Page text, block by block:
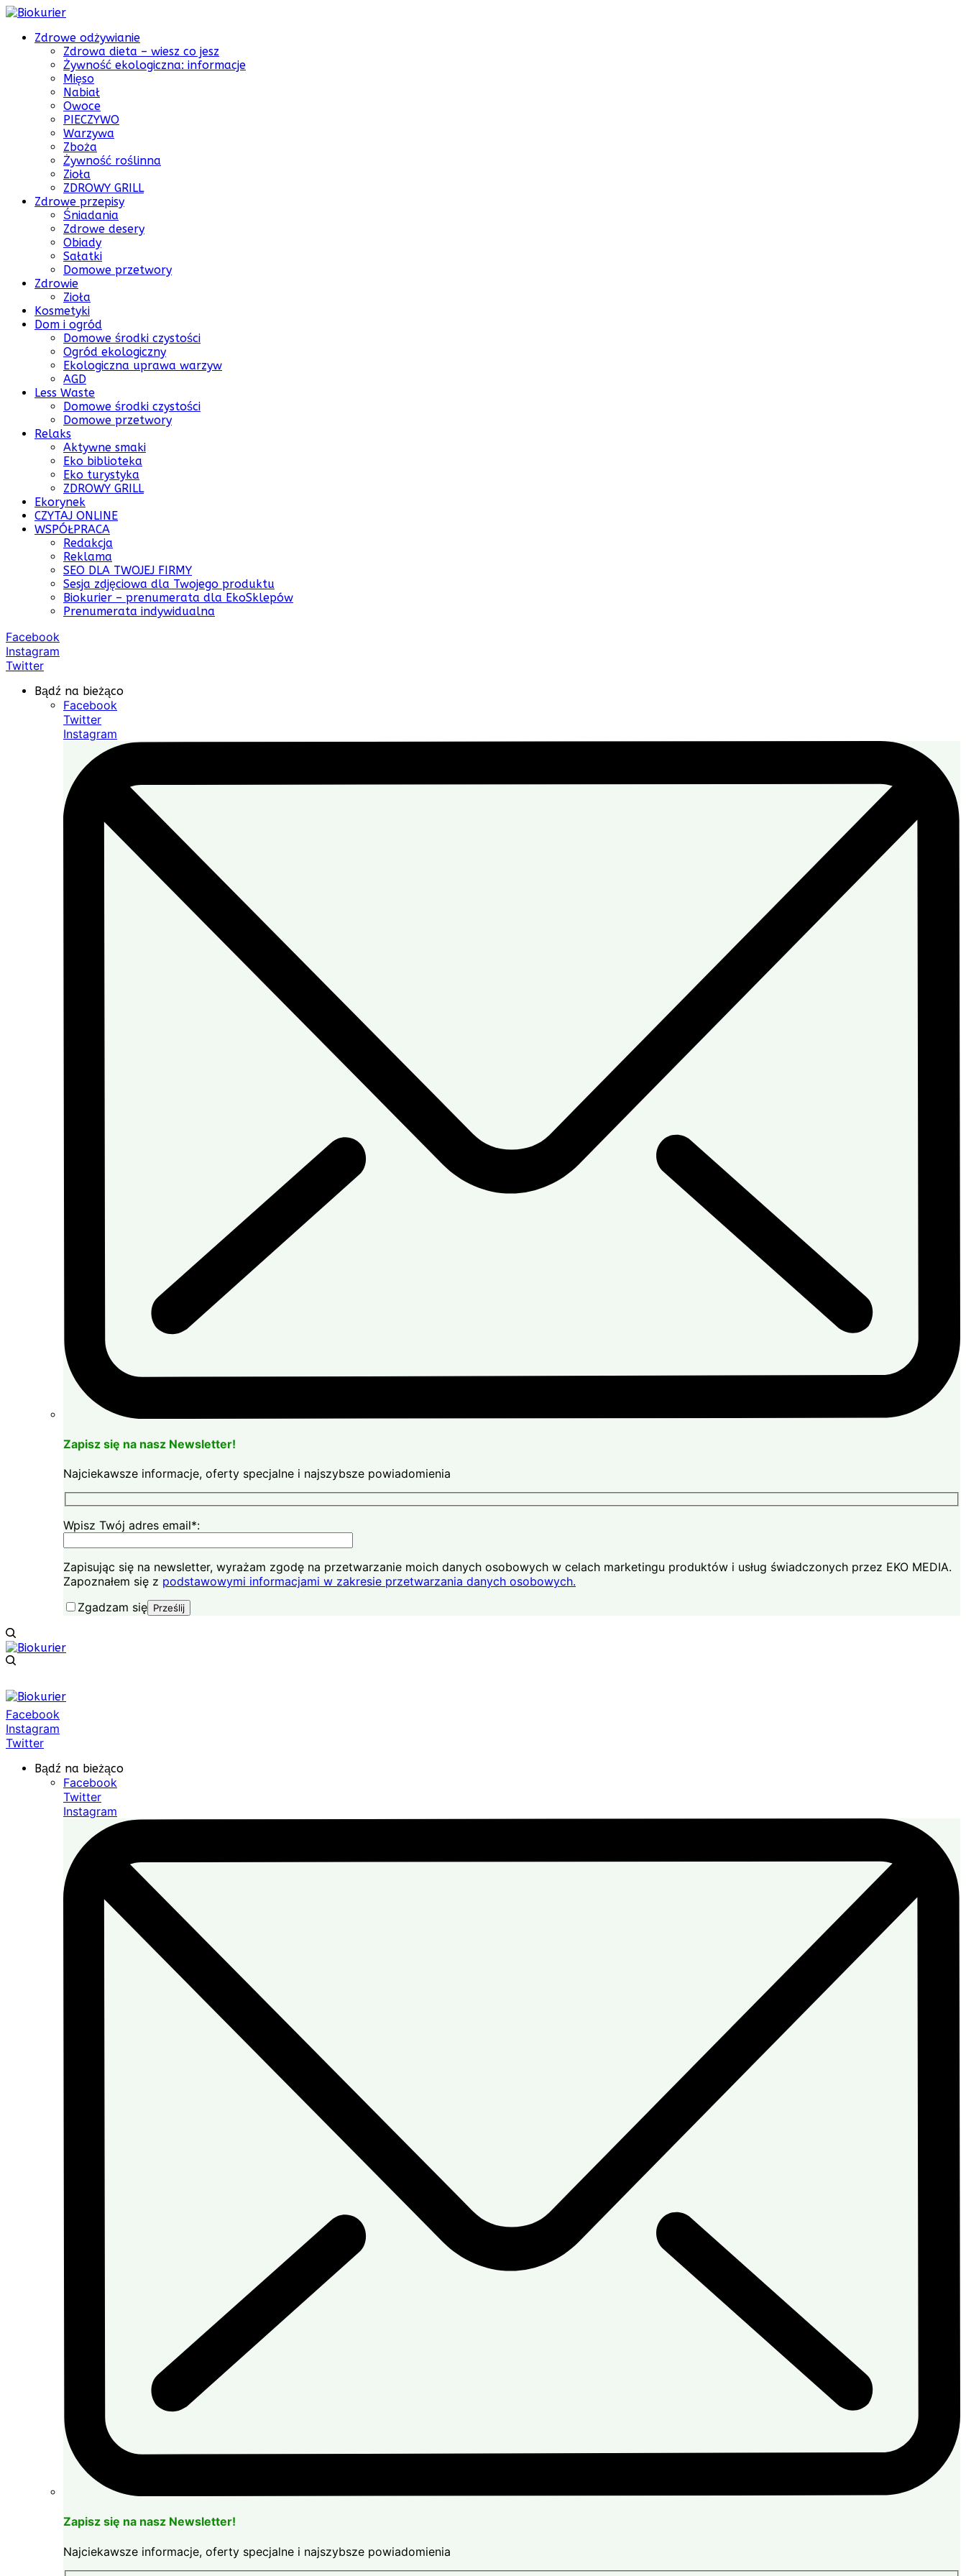
Zdrowe odżywianie
Zdrowa dieta – wiesz co jesz
Żywność ekologiczna: informacje
Mięso
Nabiał
Owoce
PIECZYWO
Warzywa
Zboża
Żywność roślinna
Zioła
ZDROWY GRILL
Zdrowe przepisy
Śniadania
Zdrowe desery
Obiady
Sałatki
Domowe przetwory
Zdrowie
Zioła
Kosmetyki
Dom i ogród
Domowe środki czystości
Ogród ekologiczny
Ekologiczna uprawa warzyw
AGD
Less Waste
Domowe środki czystości
Domowe przetwory
Relaks
Aktywne smaki
Eko biblioteka
Eko turystyka
ZDROWY GRILL
Ekorynek
CZYTAJ ONLINE
WSPÓŁPRACA
Redakcja
Reklama
SEO DLA TWOJEJ FIRMY
Sesja zdjęciowa dla Twojego produktu
Biokurier – prenumerata dla EkoSklepów
Prenumerata indywidualna
Facebook
Instagram
Twitter
Bądź na bieżąco
Facebook
Twitter
Instagram
Zapisz się na nasz Newsletter!
Najciekawsze informacje, oferty specjalne i najszybsze powiadomienia
Wpisz Twój adres email*:
Zapisując się na newsletter, wyrażam zgodę na przetwarzanie moich danych osobowych w celach marketingu produktów i usług świadczonych przez EKO MEDIA.
Zapoznałem się z podstawowymi informacjami w zakresie przetwarzania danych osobowych.
Zgadzam się
Facebook
Instagram
Twitter
Bądź na bieżąco
Facebook
Twitter
Instagram
Zapisz się na nasz Newsletter!
Najciekawsze informacje, oferty specjalne i najszybsze powiadomienia